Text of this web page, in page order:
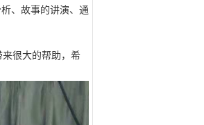
、故事的讲演、通
很大的帮助，希